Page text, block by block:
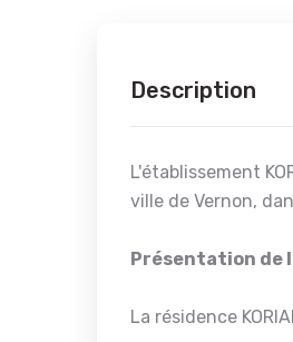
Description
L'établissement
ville de Vernon,
Présentation de
La résidence